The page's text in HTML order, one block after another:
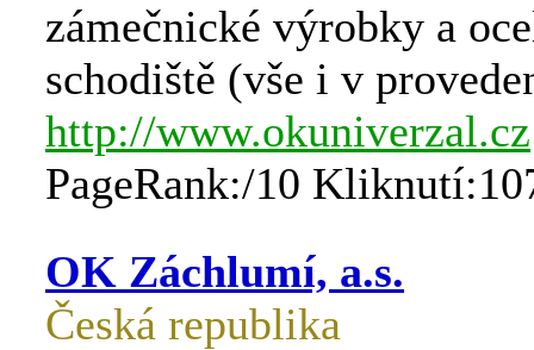
zámečnické výrobky a
schodiště (vše i v
http://www.okuniverzal.cz
PageRank:/10
OK Záchlumí, a.s.
Česká republika